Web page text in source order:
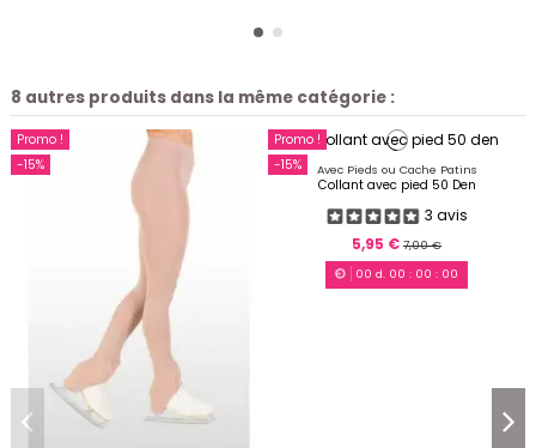
8 autres produits dans la même catégorie :
Promo !
-15%
Promo !
-15%
Avec Pieds ou Cache Patins
Collant avec pied 50 Den
3 avis
5,95 € 7,00 €
00 d. 00 : 00 : 00